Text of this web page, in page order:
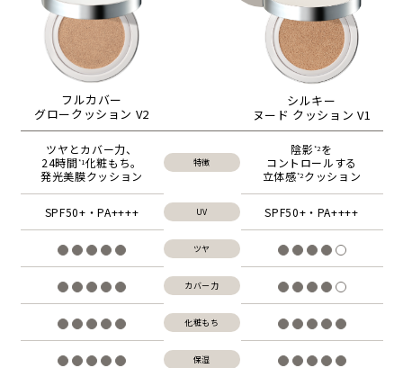
フルカバー
グロークッション V2
シルキー
ヌード クッション V1
ツヤとカバー力、
24時間*1化粧もち。
発光美膜クッション
特徴
陰影 *2 を
コントロールする
立体感*2 クッション
SPF50+・PA++++ UV SPF50+・PA++++
ツヤ
カバー力
化粧もち
保湿